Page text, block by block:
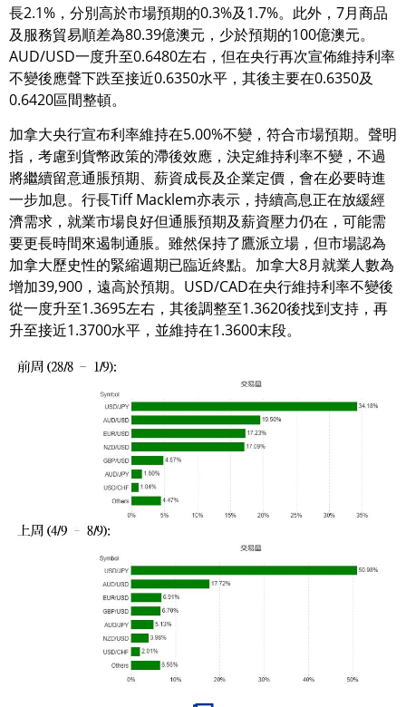
長2.1%，分別高於市場預期的0.3%及1.7%。此外，7月商品
及服務貿易順差為80.39億澳元，少於預期的100億澳元。
AUD/USD一度升至0.6480左右，但在央行再次宣佈維持利率
不變後應聲下跌至接近0.6350水平，其後主要在0.6350及
0.6420區間整頓。
加拿大央行宣布利率維持在5.00%不變，符合市場預期。聲明
指，考慮到貨幣政策的滯後效應，決定維持利率不變，不過
將繼續留意通脹預期、薪資成長及企業定價，會在必要時進
一步加息。行長Tiff Macklem亦表示，持續高息正在放緩經
濟需求，就業市場良好但通脹預期及薪資壓力仍在，可能需
要更長時間來遏制通脹。雖然保持了鷹派立場，但市場認為
加拿大歷史性的緊縮週期已臨近終點。加拿大8月就業人數為
增加39,900，遠高於預期。USD/CAD在央行維持利率不變後
從一度升至1.3695左右，其後調整至1.3620後找到支持，再
升至接近1.3700水平，並維持在1.3600末段。